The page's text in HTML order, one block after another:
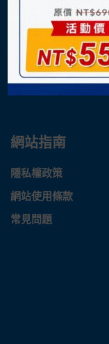
關於我們
日機官方網站
企業概況
最新消息
網站指南
隱私權政策
網站使用條款
常見問題